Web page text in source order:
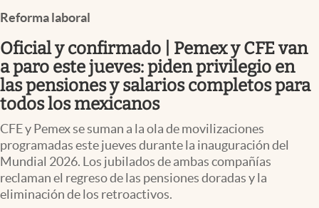
Pc y celular
Vida y estilo
Clima
Espiritualidad
Mediakit
Reforma laboral
Oficial y confirmado | Pemex y CFE van
a paro este jueves: piden privilegio en
las pensiones y salarios completos para
todos los mexicanos
CFE y Pemex se suman a la ola de movilizaciones
programadas este jueves durante la inauguración del
Mundial 2026. Los jubilados de ambas compañías
reclaman el regreso de las pensiones doradas y la
eliminación de los retroactivos.